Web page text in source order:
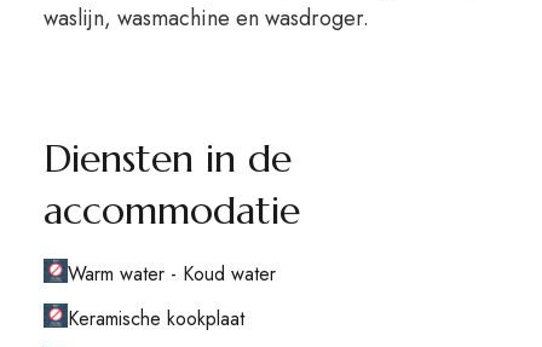
waslijn, wasmachine en wasdroger.
Diensten in de
accommodatie
Warm water - Koud water
Keramische kookplaat